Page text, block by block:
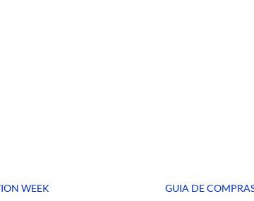
WEEK GUIA DE